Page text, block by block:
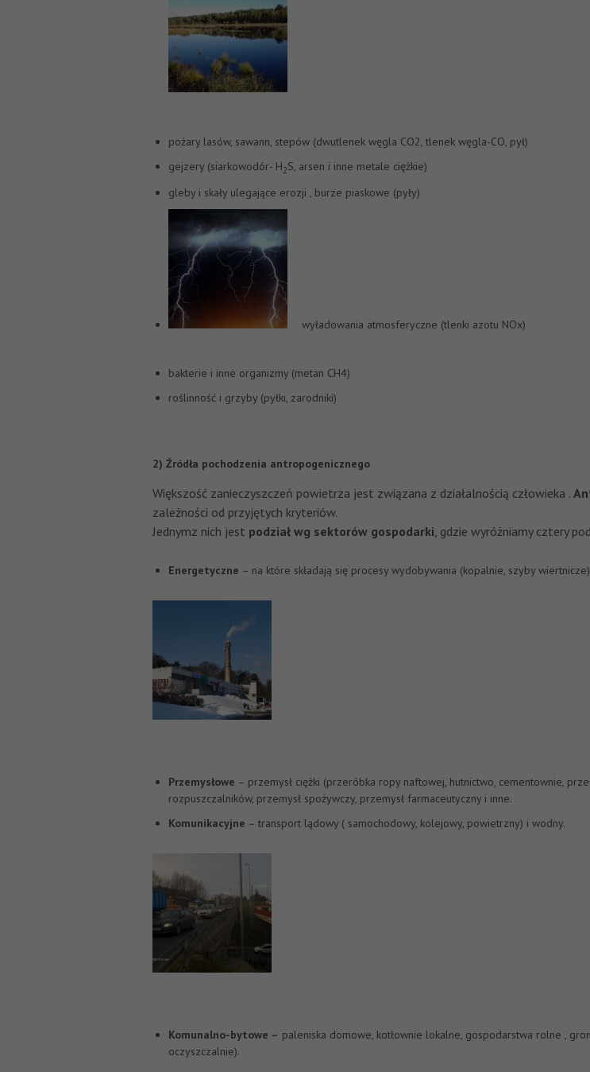
pożary lasów, sawann, stepów (dwutlenek węgla CO2, tlenek węgla-CO, pył)
gejzery (siarkowodór- H2S, arsen i inne metale ciężkie)
gleby i skały ulegające erozji , burze piaskowe (pyły)
wyładowania atmosferyczne (tlenki azotu NOx)
bakterie i inne organizmy (metan CH4)
roślinność i grzyby (pyłki, zarodniki)
2) Źródła pochodzenia antropogenicznego
Większość zanieczyszczeń powietrza jest związana z działalnością człowieka .
zależności od przyjętych kryteriów.
Jednymz nich jest podział wg sektorów gospodarki, gdzie wyróżniamy cztery
Energetyczne – na które składają się procesy wydobywania (kopalnie, szyby
Przemysłowe – przemysł ciężki (przeróbka ropy naftowej, hutnictwo, cementownie,
rozpuszczalników, przemysł spożywczy, przemysł farmaceutyczny i inne.
Komunikacyjne – transport lądowy ( samochodowy, kolejowy, powietrzny) i wodny.
Komunalno-bytowe – paleniska domowe, kotłownie lokalne, gospodarstwa rolne ,
oczyszczalnie).